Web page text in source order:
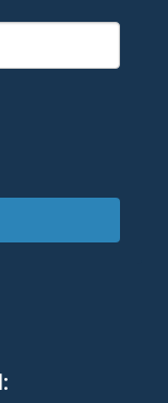
: